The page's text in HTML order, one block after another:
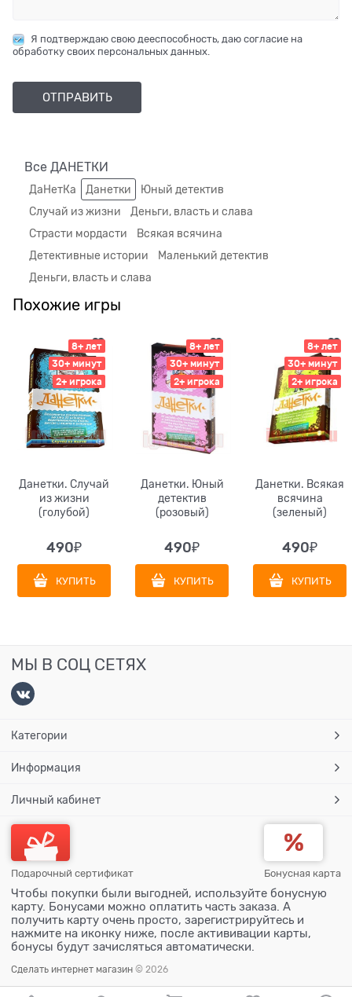
Я подтверждаю свою дееспособность, даю согласие на
обработку своих персональных данных.
Все ДАНЕТКИ
ДаНетКа Данетки
Юный детектив
Случай из жизни
Деньги, власть и слава
Страсти мордасти
Всякая всячина
Детективные истории
Маленький детектив
Деньги, власть и слава
Похожие игры
8+ лет
30+ минут
2+ игрока
Данетки. Случай
из жизни
(голубой)
490₽
КУПИТЬ
8+ лет
30+ минут
2+ игрока
Данетки. Юный
детектив
(розовый)
490₽
КУПИТЬ
8+ лет
30+ минут
2+ игрока
Данетки. Всякая
всячина
(зеленый)
490₽
КУПИТЬ
МЫ В СОЦ СЕТЯХ
Категории
Информация
Личный кабинет
Подарочный сертификат Бонусная карта
Чтобы покупки были выгодней, используйте бонусную
карту. Бонусами можно оплатить часть заказа. А
получить карту очень просто, зарегистрируйтесь и
нажмите на иконку ниже, после актививации карты,
бонусы будут зачисляться автоматически.
Сделать интернет магазин © 2026